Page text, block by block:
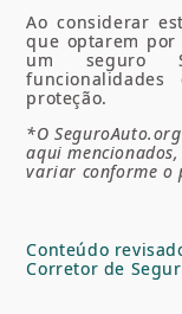
Ao considerar
que optarem por
um seguro
proteção.
*O
aqui
variar conforme o
Conteúdo
Corretor de